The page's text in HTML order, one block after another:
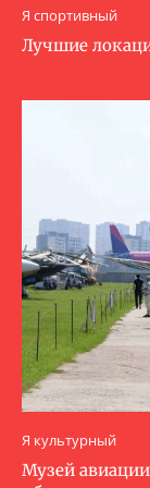
Я спортивный
Лучшие
Я культурный
Музей